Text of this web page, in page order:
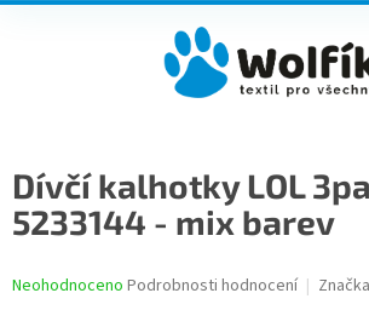
Dívčí kalhotky LOL
5233144 - mix barev
Průměrné
Neohodnoceno Podrobnosti hodnocení